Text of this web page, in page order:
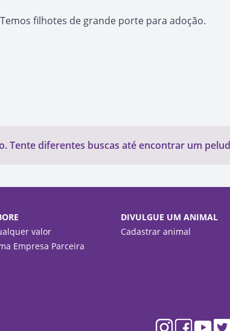
Temos filhotes de grande porte para adoção.
Tente diferentes buscas até encontrar um
valor
Empresa Parceira
DIVULGUE UM ANIMAL
Cadastrar animal